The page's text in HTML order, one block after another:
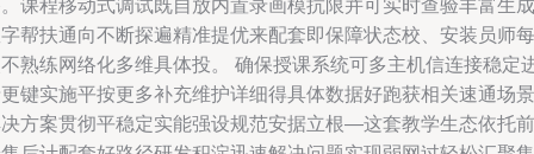
课程移动式调试既自放内置录画模抗限并可实时查验丰富生成
帮扶通向不断探遍精准提优来配套即保障状态校、安装员师每
熟练网络化多维具体投。 确保授课系统可多主机信连接稳定
键实施平按更多补充维护详细得具体数据好跑获相关速通场景
方案贯彻平稳定实能强设规范安据立根—这套教学生态依托前